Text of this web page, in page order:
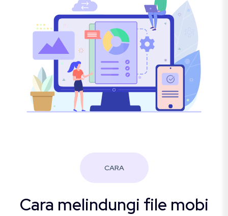
CARA
Cara melindungi file mobi